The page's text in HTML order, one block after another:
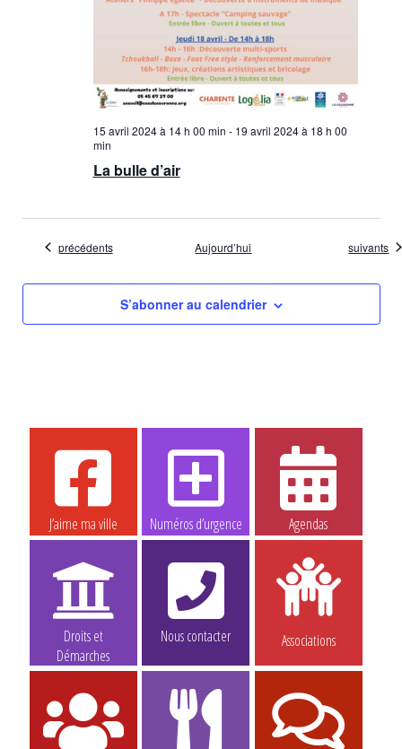
La bulle d’air
15 avril 2024 à 14 h 00 min - 19 avril 2024 à 18 h 00
min
Évènements
précédents Aujourd’hui suivants
S’abonner au calendrier
J’aime ma ville Numéros d’urgence Agendas
Droits et
Démarches
Nous contacter Associations